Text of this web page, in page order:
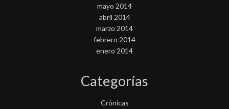
mayo 2014
abril 2014
marzo 2014
febrero 2014
enero 2014
Categorías
Crónicas